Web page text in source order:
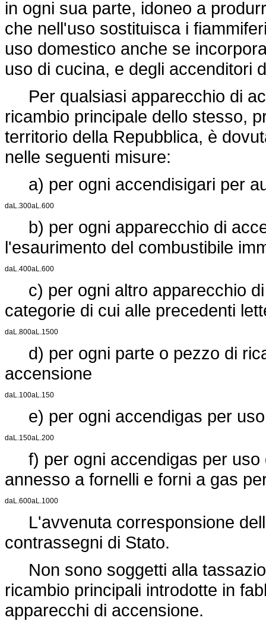
in ogni sua parte, idoneo a
che nell'uso sostituisca i
uso domestico anche se
uso di cucina, e degli accenditori
Per qualsiasi apparecchio di
ricambio principale dello stesso,
territorio della Repubblica, è
nelle seguenti misure:
a) per ogni accendisigari per
daL.300aL.600
b) per ogni apparecchio di
l'esaurimento del combustibile
daL.400aL.600
c) per ogni altro apparecchio
categorie di cui alle precedenti
daL.800aL.1500
d) per ogni parte o pezzo di
accensione
daL.100aL.150
e) per ogni accendigas per
daL.150aL.200
f) per ogni accendigas per uso
annesso a fornelli e forni a gas
daL.600aL.1000
L'avvenuta corresponsione
contrassegni di Stato.
Non sono soggetti alla
ricambio principali introdotte in
apparecchi di accensione.